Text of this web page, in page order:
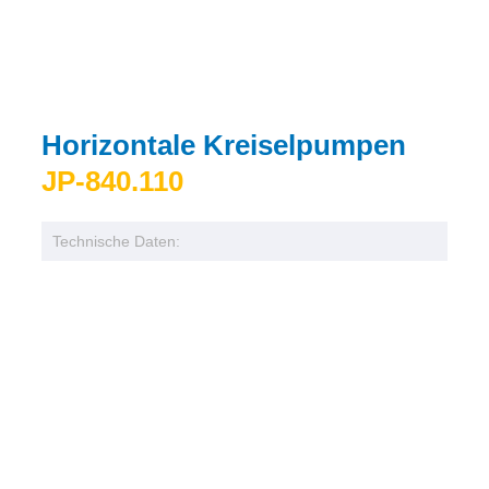
Horizontale Kreiselpumpen
JP-840.110
Technische Daten: